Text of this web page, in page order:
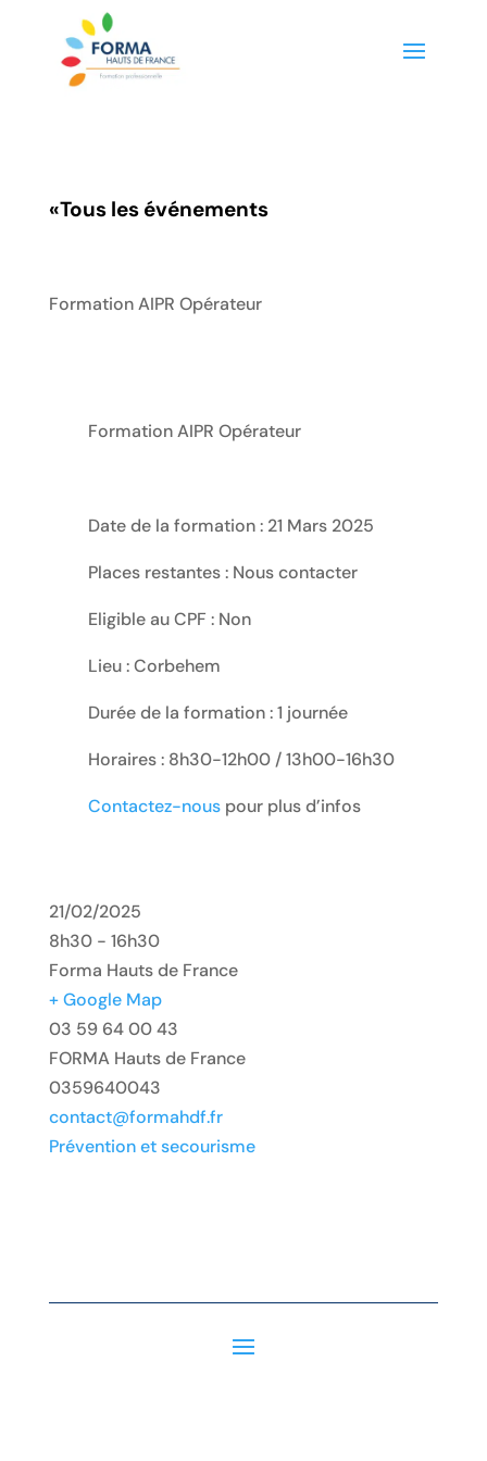
«Tous les événements
Formation AIPR Opérateur
Formation AIPR Opérateur
Date de la formation : 21 Mars 2025
Places restantes : Nous contacter
Eligible au CPF : Non
Lieu : Corbehem
Durée de la formation : 1 journée
Horaires : 8h30-12h00 / 13h00-16h30
Contactez-nouspour plus d’infos
21/02/2025
8h30 - 16h30
Forma Hauts de France
+ Google Map
03 59 64 00 43
FORMA Hauts de France
0359640043
contact@formahdf.fr
Prévention et secourisme